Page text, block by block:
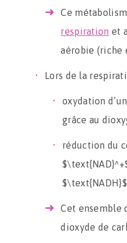
Ce
respiration et
aérobie (riche
Lors de la
oxydation
grâce au
réduction du
Cet ensemble
dioxyde de